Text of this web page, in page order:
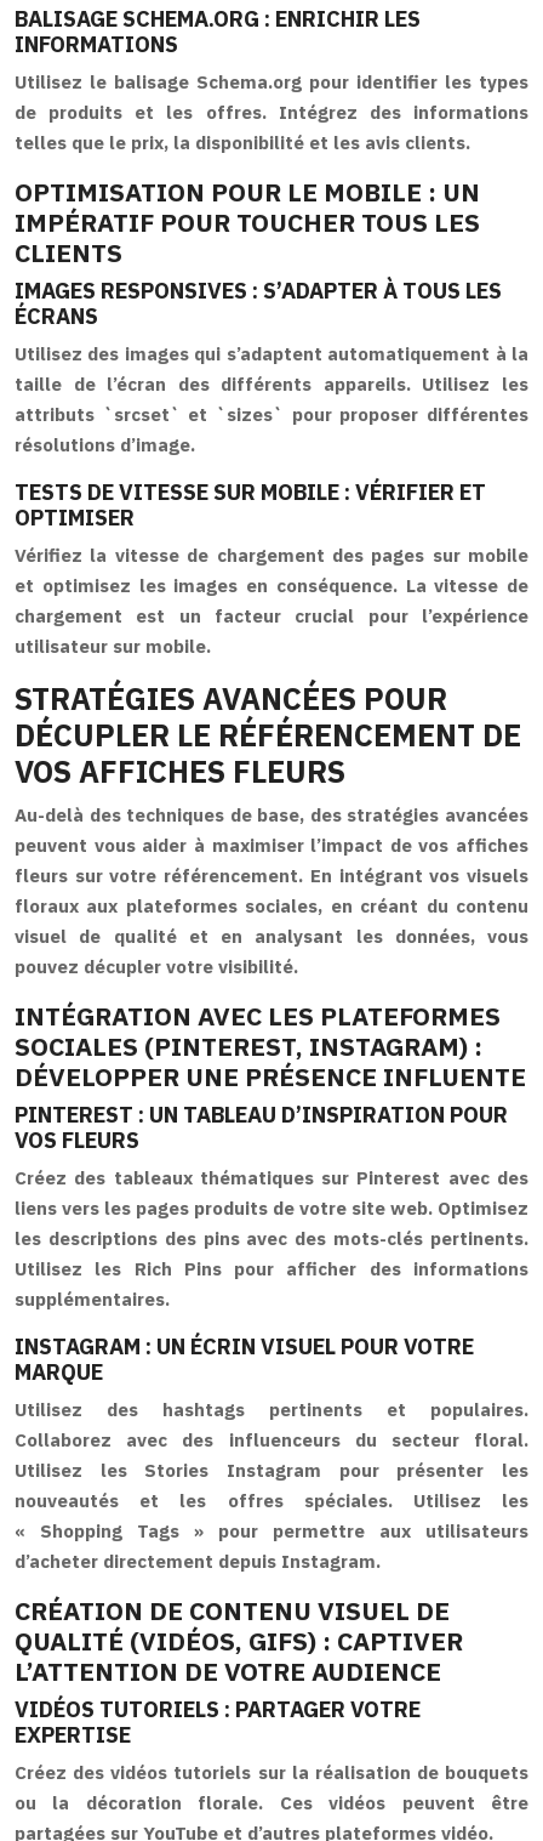
BALISAGE SCHEMA.ORG : ENRICHIR LES
INFORMATIONS
Utilisez le balisage Schema.org pour identifier les types
de produits et les offres. Intégrez des informations
telles que le prix, la disponibilité et les avis clients.
OPTIMISATION POUR LE MOBILE : UN
IMPÉRATIF POUR TOUCHER TOUS LES
CLIENTS
IMAGES RESPONSIVES : S’ADAPTER À TOUS LES
ÉCRANS
Utilisez des images qui s’adaptent automatiquement à la
taille de l’écran des différents appareils. Utilisez les
attributs `srcset` et `sizes` pour proposer différentes
résolutions d’image.
TESTS DE VITESSE SUR MOBILE : VÉRIFIER ET
OPTIMISER
Vérifiez la vitesse de chargement des pages sur mobile
et optimisez les images en conséquence. La vitesse de
chargement est un facteur crucial pour l’expérience
utilisateur sur mobile.
STRATÉGIES AVANCÉES POUR
DÉCUPLER LE RÉFÉRENCEMENT DE
VOS AFFICHES FLEURS
Au-delà des techniques de base, des stratégies avancées
peuvent vous aider à maximiser l’impact de vos affiches
fleurs sur votre référencement. En intégrant vos visuels
floraux aux plateformes sociales, en créant du contenu
visuel de qualité et en analysant les données, vous
pouvez décupler votre visibilité.
INTÉGRATION AVEC LES PLATEFORMES
SOCIALES (PINTEREST, INSTAGRAM) :
DÉVELOPPER UNE PRÉSENCE INFLUENTE
PINTEREST : UN TABLEAU D’INSPIRATION POUR
VOS FLEURS
Créez des tableaux thématiques sur Pinterest avec des
liens vers les pages produits de votre site web. Optimisez
les descriptions des pins avec des mots-clés pertinents.
Utilisez les Rich Pins pour afficher des informations
supplémentaires.
INSTAGRAM : UN ÉCRIN VISUEL POUR VOTRE
MARQUE
Utilisez des hashtags pertinents et populaires.
Collaborez avec des influenceurs du secteur floral.
Utilisez les Stories Instagram pour présenter les
nouveautés et les offres spéciales. Utilisez les
« Shopping Tags » pour permettre aux utilisateurs
d’acheter directement depuis Instagram.
CRÉATION DE CONTENU VISUEL DE
QUALITÉ (VIDÉOS, GIFS) : CAPTIVER
L’ATTENTION DE VOTRE AUDIENCE
VIDÉOS TUTORIELS : PARTAGER VOTRE
EXPERTISE
Créez des vidéos tutoriels sur la réalisation de bouquets
ou la décoration florale. Ces vidéos peuvent être
partagées sur YouTube et d’autres plateformes vidéo.